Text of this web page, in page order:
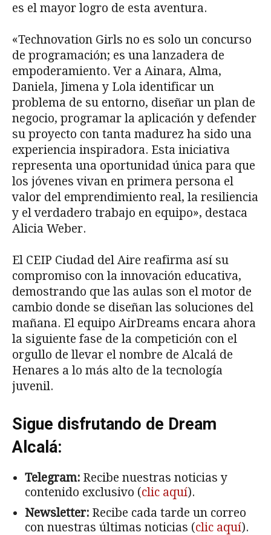
es el mayor logro de esta aventura.
«Technovation Girls no es solo un concurso
de programación; es una lanzadera de
empoderamiento. Ver a Ainara, Alma,
Daniela, Jimena y Lola identificar un
problema de su entorno, diseñar un plan de
negocio, programar la aplicación y defender
su proyecto con tanta madurez ha sido una
experiencia inspiradora. Esta iniciativa
representa una oportunidad única para que
los jóvenes vivan en primera persona el
valor del emprendimiento real, la resiliencia
y el verdadero trabajo en equipo», destaca
Alicia Weber.
El CEIP Ciudad del Aire reafirma así su
compromiso con la innovación educativa,
demostrando que las aulas son el motor de
cambio donde se diseñan las soluciones del
mañana. El equipo AirDreams encara ahora
la siguiente fase de la competición con el
orgullo de llevar el nombre de Alcalá de
Henares a lo más alto de la tecnología
juvenil.
Sigue disfrutando de Dream
Alcalá:
Telegram: Recibe nuestras noticias y
contenido exclusivo (clic aquí).
Newsletter: Recibe cada tarde un correo
con nuestras últimas noticias (clic aquí).